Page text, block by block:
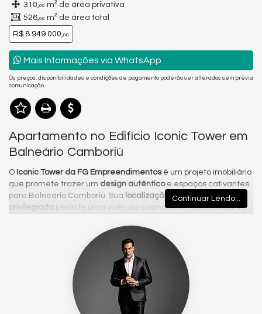
310,00 m² de área privativa
526,00 m² de área total
R$ 8.949.000,00
Mais Informações via WhatsApp
Os preços, disponibilidades e condições de pagamento poderão ser alterados sem prévia
comunicação.
Apartamento no Edifício Iconic Tower em
Balneário Camboriú
O Iconic Tower da FG Empreendimentosé um projeto imobiliário
que promete trazer um design autênticoe espaços cativantes
para Balneário Camboriú. Sua localização central
privilegiada permite uma vivência cosmopolita, conectada ao
para os futuros moradores.
do Iconic Tower é bastante completa e oferece
diversas opções para momentos de diversão, relaxamento e
UMA EXPERIÊNCIA DE BEM-ESTARE LAZER EM
Com essa ampla variedade de opções de lazer e convivência,
Continuar Lendo...